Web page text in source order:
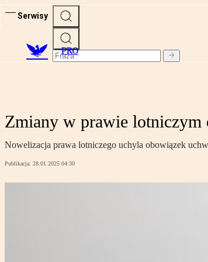
Serwisy
PRO
Zmiany w prawie lotniczym
Nowelizacja prawa lotniczego uchyla obowiązek
Publikacja: 28.01.2025 04:30